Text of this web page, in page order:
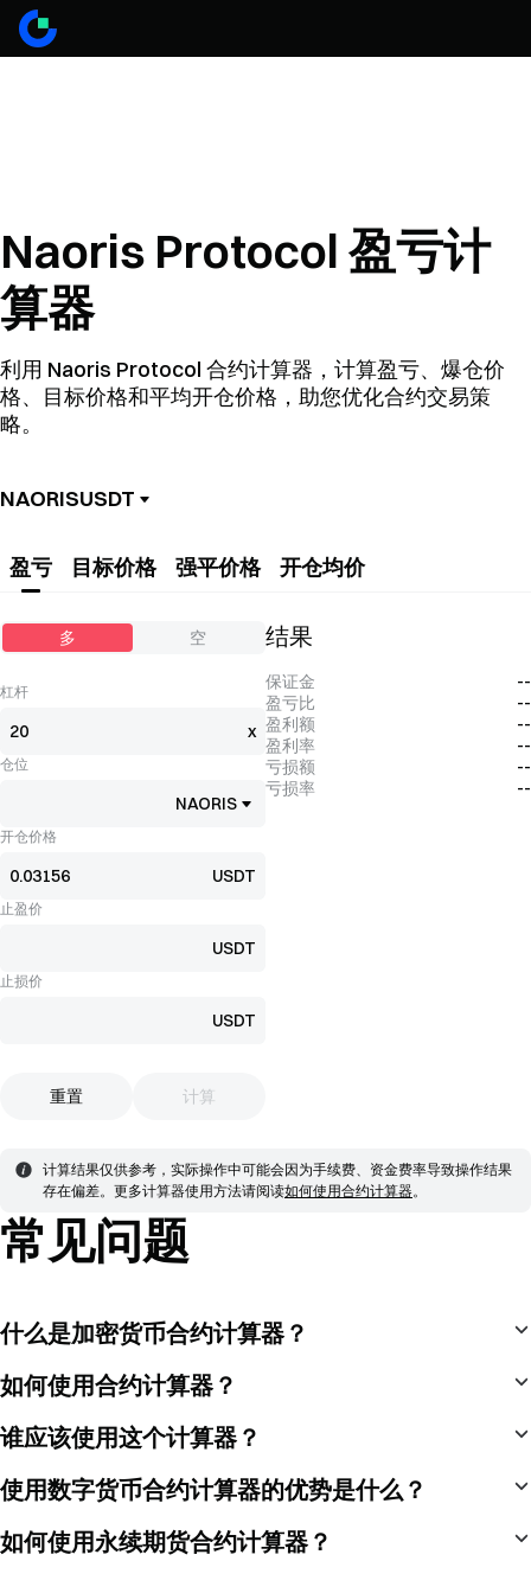
Naoris Protocol 盈亏计
算器
利用 Naoris Protocol 合约计算器，计算盈亏、爆仓价
格、目标价格和平均开仓价格，助您优化合约交易策
略。
NAORISUSDT
盈亏 目标价格 强平价格 开仓均价
多 空
杠杆
x
仓位
NAORIS
开仓价格
USDT
止盈价
USDT
止损价
USDT
重置 计算
结果
保证金
--
盈亏比
--
盈利额
--
盈利率
--
亏损额
--
亏损率
--
计算结果仅供参考，实际操作中可能会因为手续费、资金费率导致操作结果
存在偏差。 更多计算器使用方法请阅读如何使用合约计算器。
常见问题
什么是加密货币合约计算器？
如何使用合约计算器？
谁应该使用这个计算器？
使用数字货币合约计算器的优势是什么？
如何使用永续期货合约计算器？